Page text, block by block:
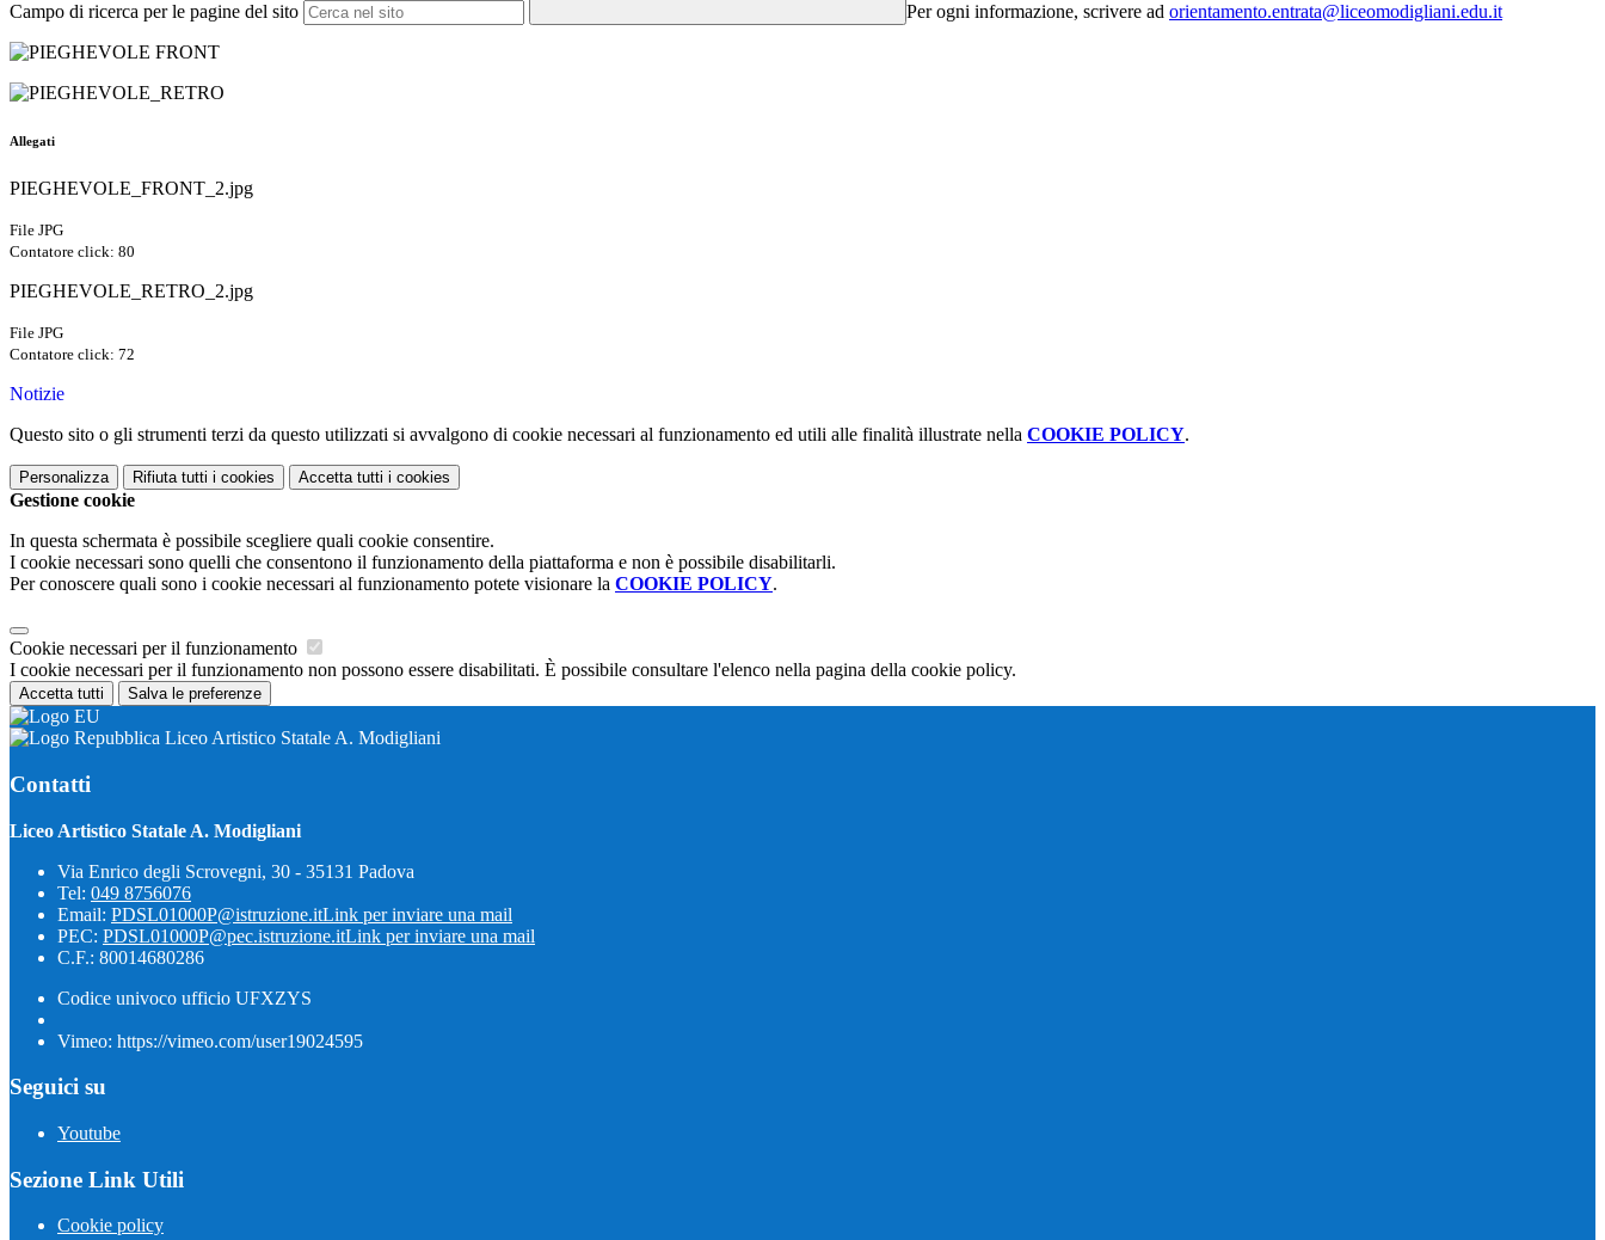
Campo di ricerca per le pagine del sito Per ogni informazione, scrivere ad orientamento.entrata@liceomodigliani.edu.it
Allegati
PIEGHEVOLE_FRONT_2.jpg
File JPG
Contatore click: 80
PIEGHEVOLE_RETRO_2.jpg
File JPG
Contatore click: 72
Notizie
Questo sito o gli strumenti terzi da questo utilizzati si avvalgono di cookie necessari al funzionamento ed utili alle finalità illustrate nella COOKIE POLICY.
Personalizza Rifiuta tutti i cookies Accetta tutti i cookies
Gestione cookie
In questa schermata è possibile scegliere quali cookie consentire.
I cookie necessari sono quelli che consentono il funzionamento della piattaforma e non è possibile disabilitarli.
Per conoscere quali sono i cookie necessari al funzionamento potete visionare la COOKIE POLICY.
Cookie necessari per il funzionamento
I cookie necessari per il funzionamento non possono essere disabilitati. È possibile consultare l'elenco nella pagina della cookie policy.
Accetta tutti Salva le preferenze
Liceo Artistico Statale A. Modigliani
Contatti
Liceo Artistico Statale A. Modigliani
Via Enrico degli Scrovegni, 30 - 35131 Padova
Tel: 049 8756076
Email: PDSL01000P@istruzione.itLink per inviare una mail
PEC: PDSL01000P@pec.istruzione.itLink per inviare una mail
C.F.: 80014680286
Codice univoco ufficio UFXZYS
Vimeo: https://vimeo.com/user19024595
Seguici su
Youtube
Sezione Link Utili
Cookie policy